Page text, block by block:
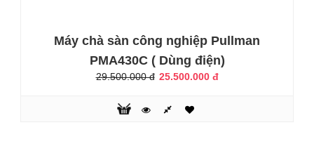
Máy chà sàn công nghiệp Pullman PMA430C (
Dùng điện)
Máy chà sàn công nghiệp Pullman
PMA430C ( Dùng điện)
29.500.000 đ 25.500.000 đ